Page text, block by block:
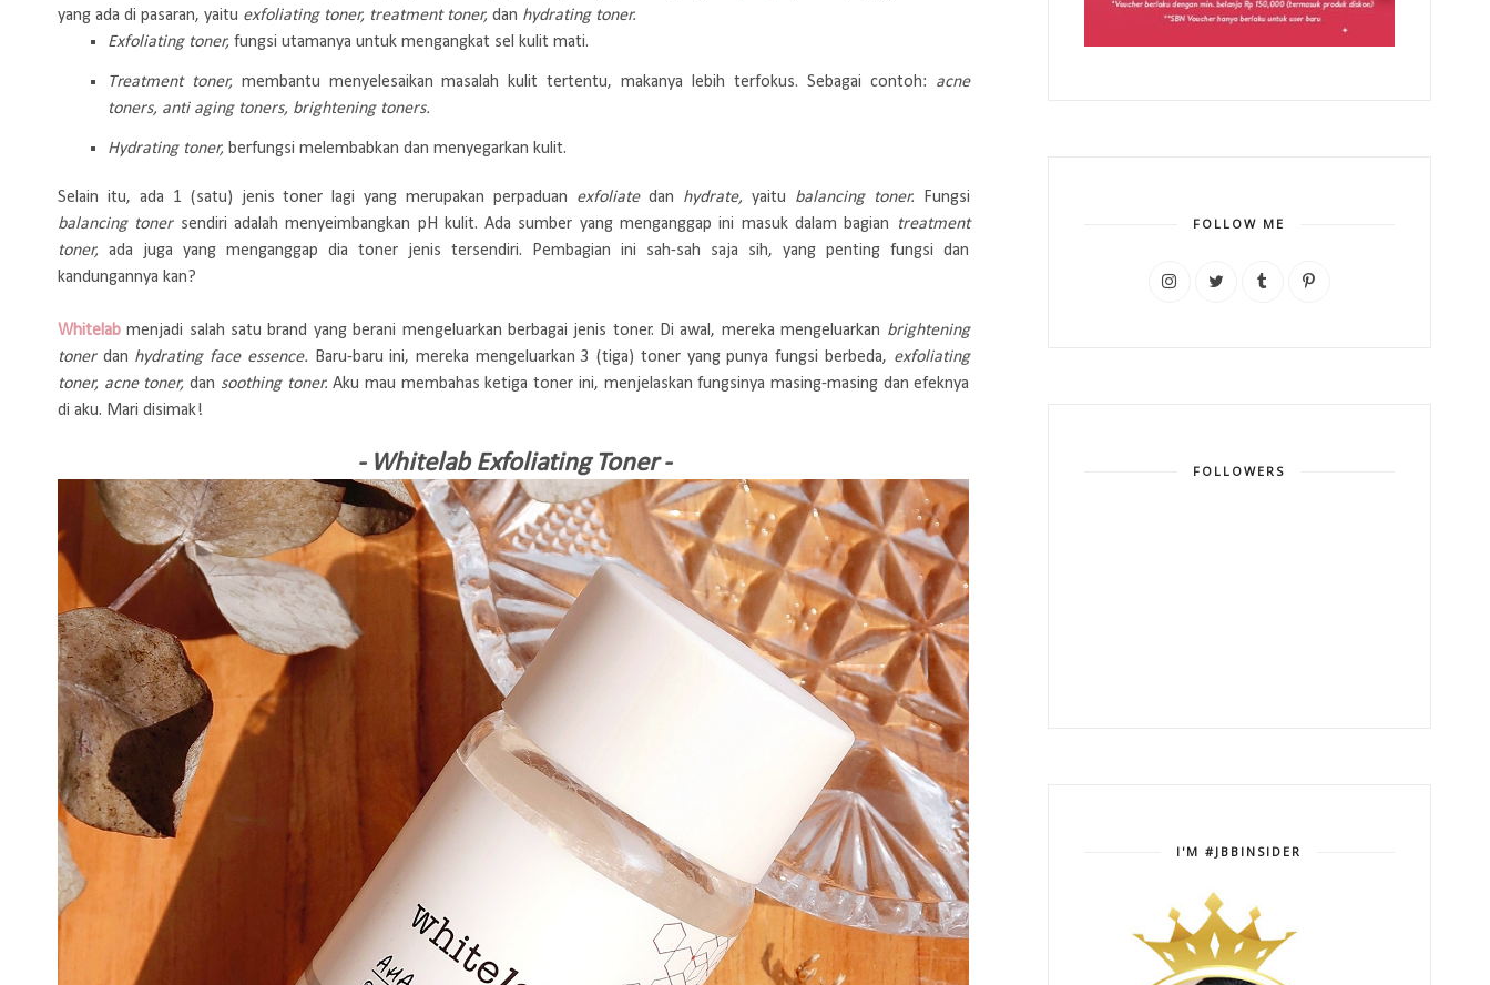
yang ada di pasaran, yaitu exfoliating toner, treatment toner, dan hydrating toner.
Exfoliating toner, fungsi utamanya untuk mengangkat sel kulit mati.
Treatment toner, membantu menyelesaikan masalah kulit tertentu, makanya lebih terfokus. Sebagai contoh: acne
toners, anti aging toners, brightening toners.
Hydrating toner, berfungsi melembabkan dan menyegarkan kulit.
Selain itu, ada 1 (satu) jenis toner lagi yang merupakan perpaduan exfoliate dan hydrate, yaitu balancing toner. Fungsi
balancing toner sendiri adalah menyeimbangkan pH kulit. Ada sumber yang menganggap ini masuk dalam bagian
treatment
toner,ada juga yang menganggap dia toner jenis tersendiri. Pembagian ini sah-sah saja sih, yang penting fungsi dan
kandungannya kan?
Whitelabmenjadi salah satu brand yang berani mengeluarkan berbagai jenis toner. Di awal, mereka mengeluarkan brightening
toner dan hydrating face essence. Baru-baru ini, mereka mengeluarkan 3 (tiga) toner yang punya fungsi berbeda, exfoliating
toner, acne toner,dan soothing toner.Aku mau membahas ketiga toner ini, menjelaskan fungsinya masing-masing dan efeknya
di aku. Mari disimak!
- Whitelab Exfoliating Toner -
FOLLOW ME
FOLLOWERS
I'M #JBBINSIDER